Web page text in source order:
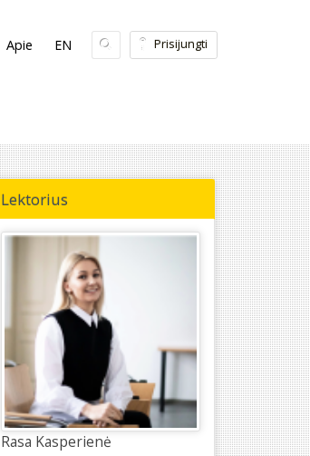
Prisijungti
Apie EN
Lektorius
Rasa Kasperienė